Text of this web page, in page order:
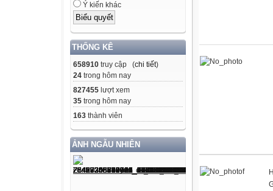
Ý kiến khác
THỐNG KÊ
658910 truy cập (chi tiết)
24 trong hôm nay
827455 lượt xem
35 trong hôm nay
163 thành viên
ẢNH NGẪU NHIÊN